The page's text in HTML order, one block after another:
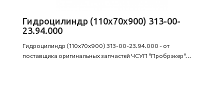
Гидроцилиндр (110х70х900) 313-00-
23.94.000
Гидроцилиндр (110х70х900) 313-00-23.94.000 - от
поставщика оригинальных запчастей ЧСУП "Пробрэкер". ..